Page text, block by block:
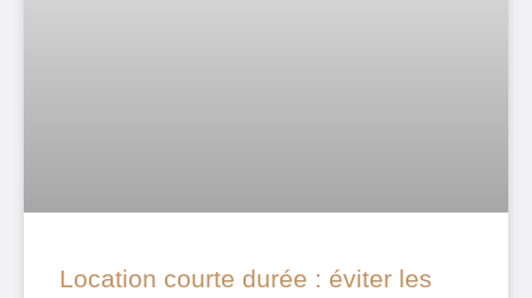
Location courte durée : éviter les